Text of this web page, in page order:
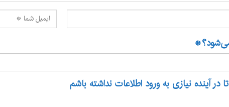
*
در آینده نیازی به ورود اطلاعات نداشته باشم